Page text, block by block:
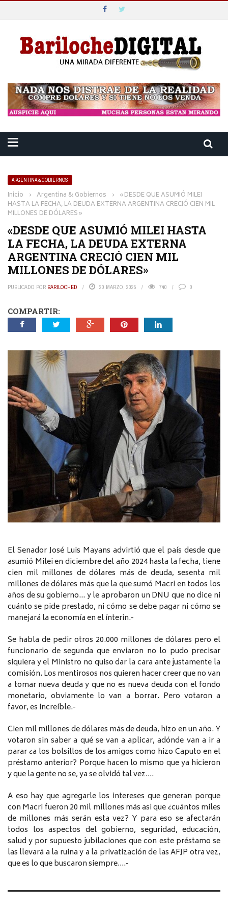
ARGENTINA & GOBIERNOS
Inicio › Argentina & Gobiernos › «DESDE QUE ASUMIÓ MILEI
HASTA LA FECHA, LA DEUDA EXTERNA ARGENTINA CRECIÓ CIEN MIL
MILLONES DE DÓLARES»
«DESDE QUE ASUMIÓ MILEI HASTA
LA FECHA, LA DEUDA EXTERNA
ARGENTINA CRECIÓ CIEN MIL
MILLONES DE DÓLARES»
PUBLICADO POR BARILOCHED 20 MARZO, 2025 740 0
COMPARTIR:
El Senador José Luis Mayans advirtió que el país desde que
asumió Milei en diciembre del año 2024 hasta la fecha, tiene
cien mil millones de dólares más de deuda, sesenta mil
millones de dólares más que la que sumó Macri en todos los
años de su gobierno… y le aprobaron un DNU que no dice ni
cuánto se pide prestado, ni cómo se debe pagar ni cómo se
manejará la economía en el ínterin.-
Se habla de pedir otros 20.000 millones de dólares pero el
funcionario de segunda que enviaron no lo pudo precisar
siquiera y el Ministro no quiso dar la cara ante justamente la
comisión. Los mentirosos nos quieren hacer creer que no van
a tomar nueva deuda y que no es nueva deuda con el fondo
monetario, obviamente lo van a borrar. Pero votaron a
favor, es increíble.-
Cien mil millones de dólares más de deuda, hizo en un año. Y
votaron sin saber a qué se van a aplicar, adónde van a ir a
parar ¿a los bolsillos de los amigos como hizo Caputo en el
préstamo anterior? Porque hacen lo mismo que ya hicieron
y que la gente no se, ya se olvidó tal vez….
A eso hay que agregarle los intereses que generan porque
con Macri fueron 20 mil millones más asi que ¿cuántos miles
de millones más serán esta vez? Y para eso se afectarán
todos los aspectos del gobierno, seguridad, educación,
salud y por supuesto jubilaciones que con este préstamo se
las llevará a la ruina y a la privatización de las AFJP otra vez,
que es lo que buscaron siempre….-